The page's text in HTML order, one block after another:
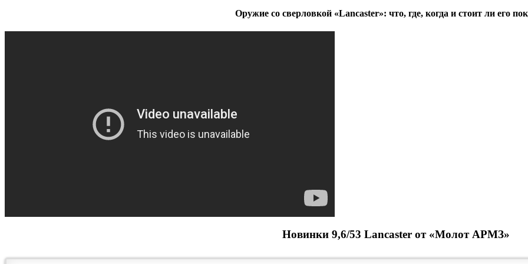
Оружие со сверловкой «Lancaster»: что, где, когда и стоит ли его
Новинки 9,6/53 Lancaster от «Молот АРМЗ»